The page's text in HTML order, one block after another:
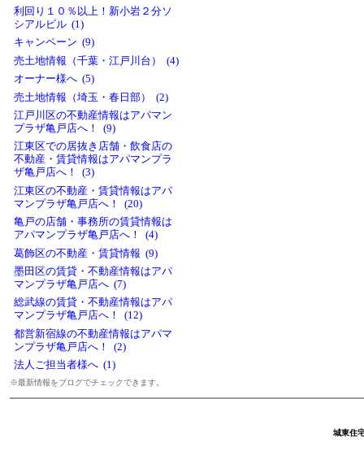
利回り１０％以上！新小岩２分ソ
シアルビル (1)
キャンペーン (9)
売土地情報（千葉・江戸川台） (4)
オーナー様へ (5)
売土地情報（埼玉・春日部） (2)
江戸川区の不動産情報はアパマン
プラザ亀戸店へ！ (9)
江東区での居抜き店舗・飲食店の
不動産・賃貸情報はアパマンプラ
ザ亀戸店へ！ (3)
江東区の不動産・賃貸情報はアパ
マンプラザ亀戸店へ！ (20)
亀戸の店舗・事務所の賃貸情報は
アパマンプラザ亀戸店へ！ (4)
葛飾区の不動産・賃貸情報 (9)
墨田区の賃貸・不動産情報はアパ
マンプラザ亀戸店へ (7)
総武線の賃貸・不動産情報はアパ
マンプラザ亀戸店へ！ (12)
都営新宿線の不動産情報はアパマ
ンプラザ亀戸店へ！ (2)
法人ご担当者様へ (1)
※最新情報をブログでチェックできます。
城東住